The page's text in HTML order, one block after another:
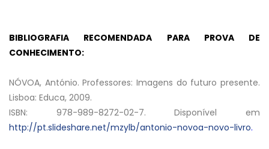
BIBLIOGRAFIA RECOMENDADA PARA PROVA DE
CONHECIMENTO:
NÓVOA, António. Professores: Imagens do futuro presente.
Lisboa: Educa, 2009.
ISBN: 978-989-8272-02-7. Disponível em
http://pt.slideshare.net/mzylb/antonio-novoa-novo-livro.